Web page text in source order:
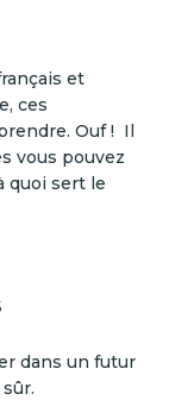
et
ces
Ouf ! Il
vous pouvez
quoi sert le
dans un futur